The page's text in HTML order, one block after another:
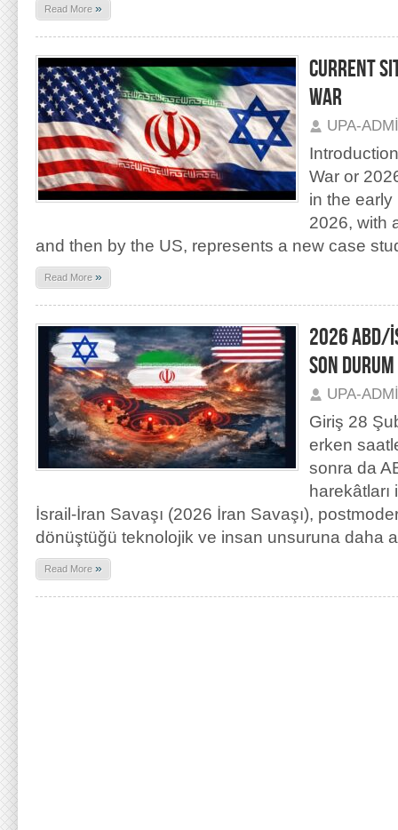
Read More »
CURRENT
WAR
UPA-
War or
in the
2026, with
and then by the US, represents a new case
Read More »
2026 ABD/
SON DURUM
UPA-
Giriş 28
erken
sonra da
İsrail-İran Savaşı (2026 İran Savaşı),
dönüştüğü teknolojik ve insan unsuruna daha
Read More »